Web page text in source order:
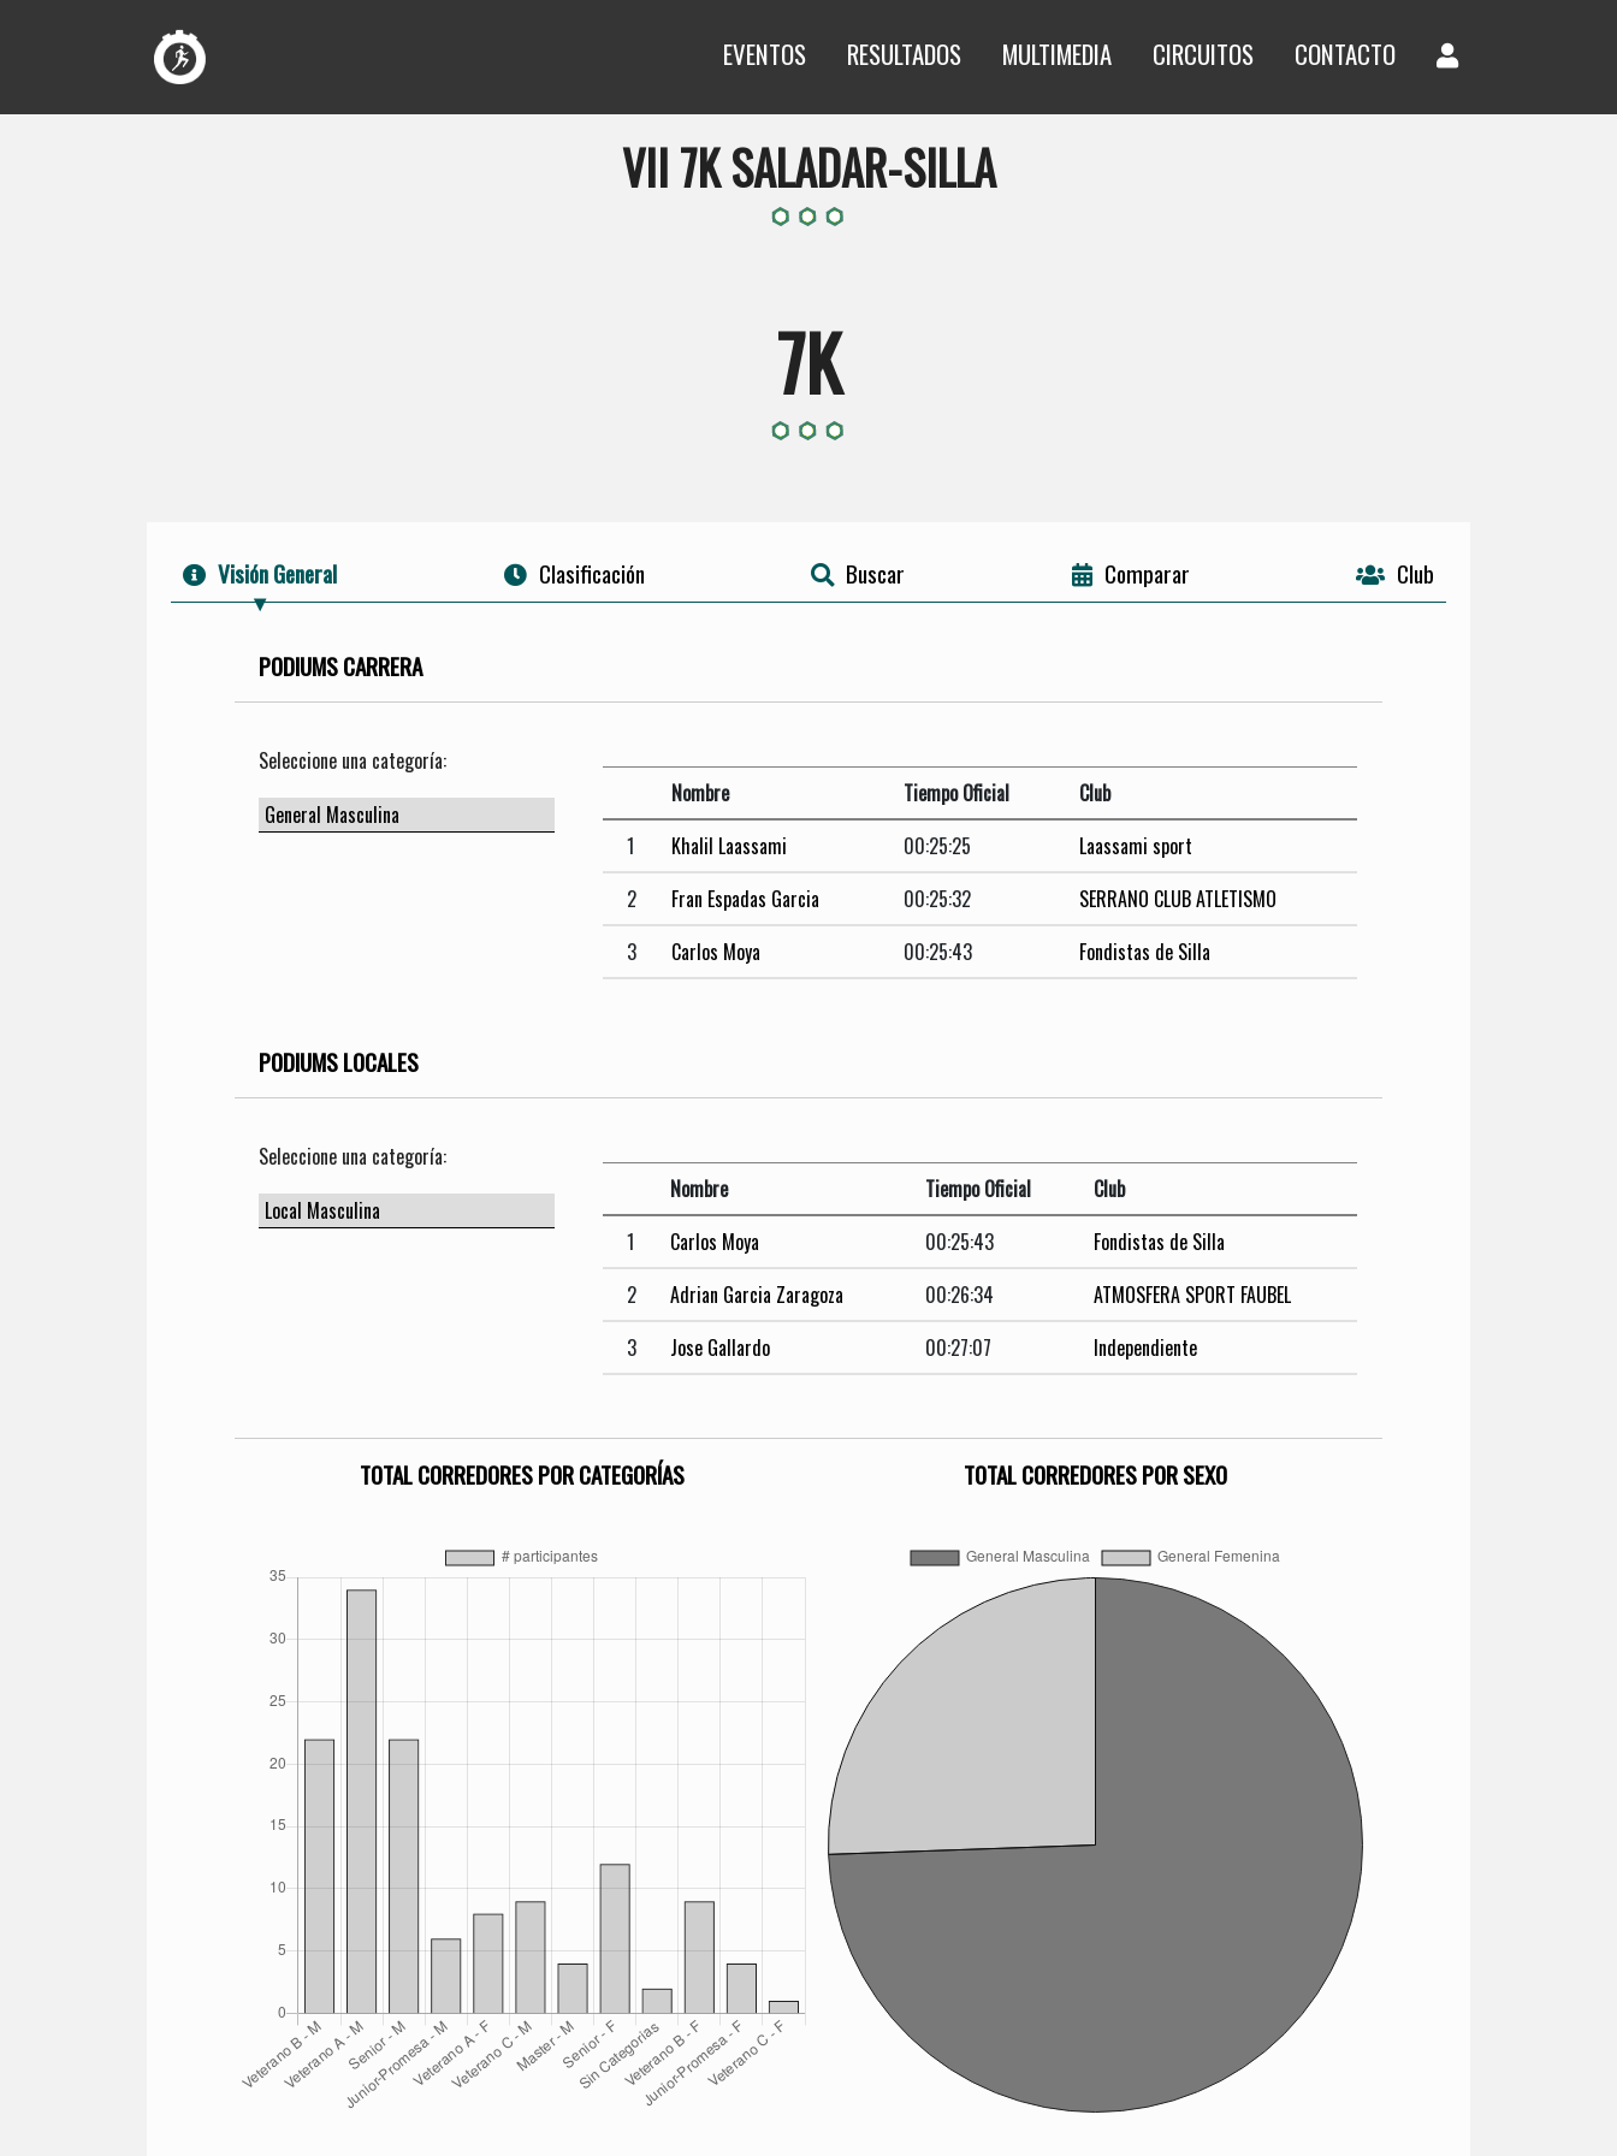
EVENTOS RESULTADOS MULTIMEDIA CIRCUITOS CONTACTO
VII 7K SALADAR-SILLA
7K
Visión General Clasificación Buscar Comparar Club
PODIUMS CARRERA
Seleccione una categoría:
Nombre
Tiempo Oficial
Club
1
Khalil Laassami 00:25:25
Laassami sport
2
Fran Espadas Garcia 00:25:32
SERRANO CLUB ATLETISMO
3
Carlos Moya 00:25:43 Fondistas de Silla
PODIUMS LOCALES
Seleccione una categoría:
Nombre
Tiempo Oficial
Club
1
Carlos Moya 00:25:43
Fondistas de Silla
2
Adrian Garcia Zaragoza 00:26:34
ATMOSFERA SPORT FAUBEL
3
Jose Gallardo 00:27:07 Independiente
TOTAL CORREDORES POR CATEGORÍAS TOTAL CORREDORES POR SEXO